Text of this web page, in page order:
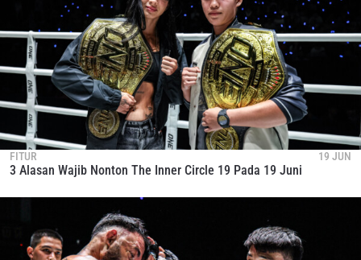
FITUR 19 JUN
3 Alasan Wajib Nonton The Inner Circle 19 Pada 19 Juni